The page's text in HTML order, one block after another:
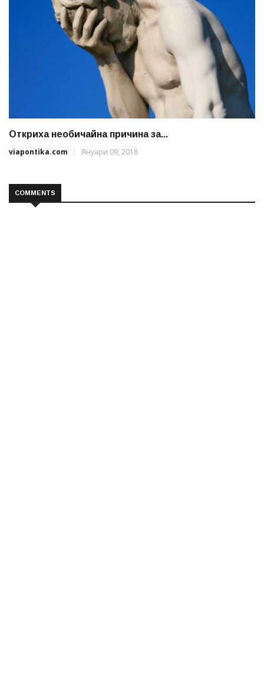
Откриха необичайна причина за...
viapontika.com
Януари 09, 2018
COMMENTS